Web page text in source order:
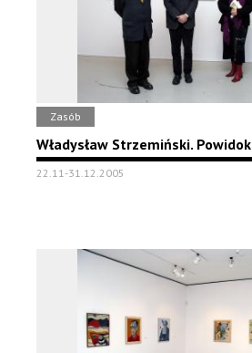
Zasób
Władysław Strzemiński.
22.11-31.12.2005